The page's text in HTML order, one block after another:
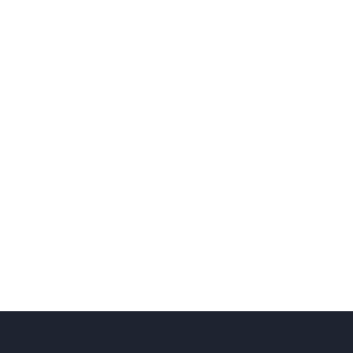
рекомендуется уйти с